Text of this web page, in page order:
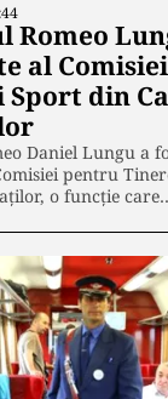
Romeo
al
Sport din
Daniel Lungu a
pentru
o funcție